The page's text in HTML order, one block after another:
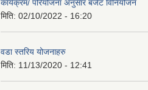
कार्यक्रम/ परियोजना अनुसार बजेट विनियोजन
मिति: 02/10/2022 - 16:20
वडा स्तरिय योजनाहरु
मिति: 11/13/2020 - 12:41